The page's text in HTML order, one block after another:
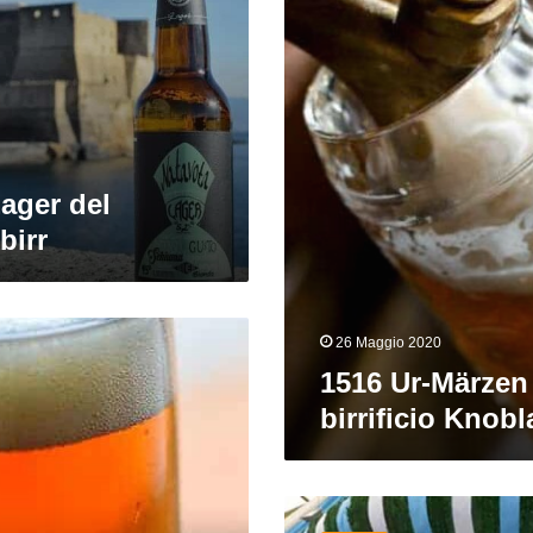
del
birrificio
Knoblach
26 Maggio 2020
1516 Ur-
birrificio
Oktoberfest: